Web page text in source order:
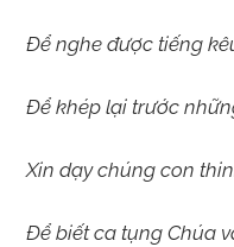
Để nghe được tiếng
Để khép lại trước
Xin dạy chúng con
Để biết ca tụng Chúa